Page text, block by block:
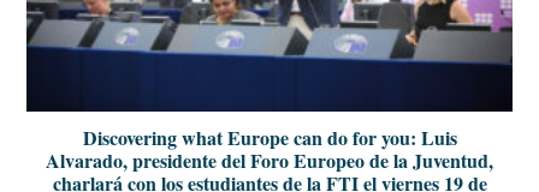
Discovering what Europe can do for you: Luis
Alvarado, presidente del Foro Europeo de la Juventud,
charlará con los estudiantes de la FTI el viernes 19 de